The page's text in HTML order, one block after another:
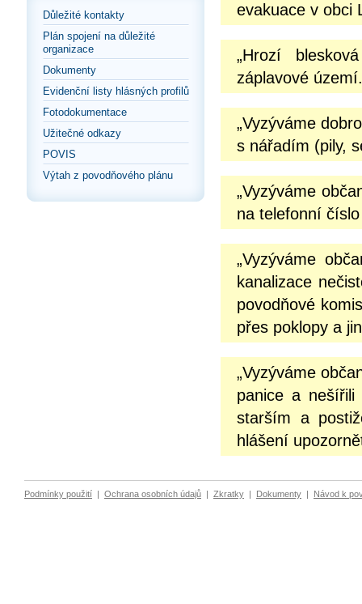
Důležité kontakty
Plán spojení na důležité
organizace
Dokumenty
Evidenční listy hlásných profilů
Fotodokumentace
Užitečné odkazy
POVIS
Výtah z povodňového plánu
evakuace v obci
„Hrozí
záplavové
„Vyzýváme
s nářadím (pily,
„Vyzýváme
na telefonní
„Vyzýváme
kanalizace
povodňové
přes poklopy a
„Vyzýváme
panice a nešířili
starším a
hlášení
Podmínky použití Ochrana osobních údajů Zkratky Dokumenty Návod k